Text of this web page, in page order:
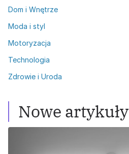
Dom i Wnętrze
Moda i styl
Motoryzacja
Technologia
Zdrowie i Uroda
Nowe artykuły